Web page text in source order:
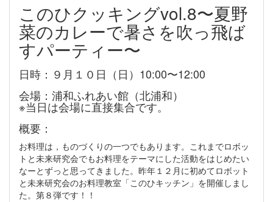
このひクッキングvol.8〜夏野
菜のカレーで暑さを吹っ飛ば
すパーティー〜
日時：９月１０日（日）10:00〜12:00
会場：浦和ふれあい館（北浦和）
※当日は会場に直接集合です。
概要：
お料理は，ものづくりの一つでもあります。これまでロボッ
トと未来研究会でもお料理をテーマにした活動をはじめたい
なーとずっと思ってきました。昨年１２月に初めてロボット
と未来研究会のお料理教室「このひキッチン」を開催しまし
た。第８弾です！！